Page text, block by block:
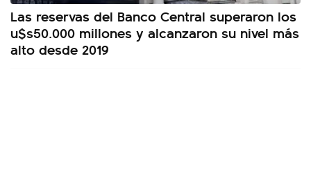
Las reservas del Banco Central superaron los
u$s50.000 millones y alcanzaron su nivel más
alto desde 2019